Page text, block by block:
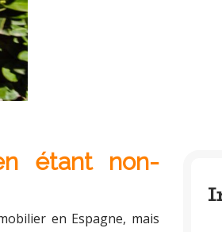
étant non-
en Espagne, mais